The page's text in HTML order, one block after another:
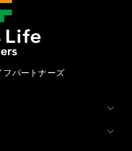
フパートナーズ